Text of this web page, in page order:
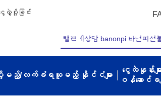
လွှဲပို့ခြင်း
မည့်/လက်ခံရယူမည့် နိုင်ငံများ
ငွေလဲနှုန်းမျာ
ဝန်ဆောင်ခမျ